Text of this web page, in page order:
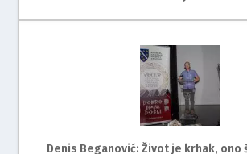
Denis Beganović: Život je krhak, ono